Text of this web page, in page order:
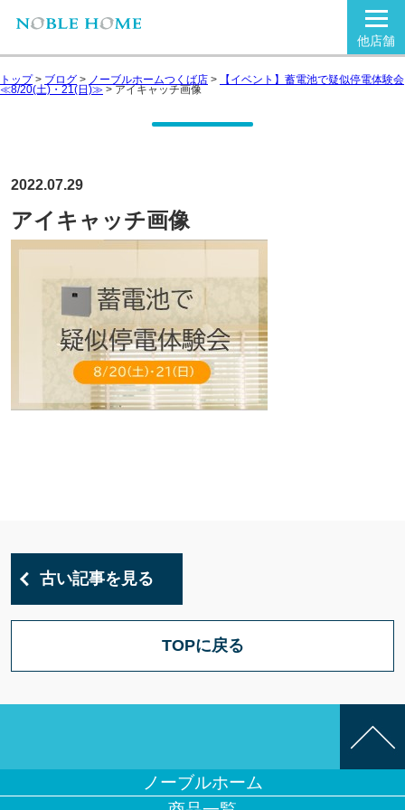
他店舗
トップ> ブログ > ノーブルホームつくば店 > 【イベント】蓄電池で疑似停電体験会
≪8/20(土)・21(日)≫ > アイキャッチ画像
2022.07.29
アイキャッチ画像
古い記事を見る
TOPに戻る
ノーブルホーム